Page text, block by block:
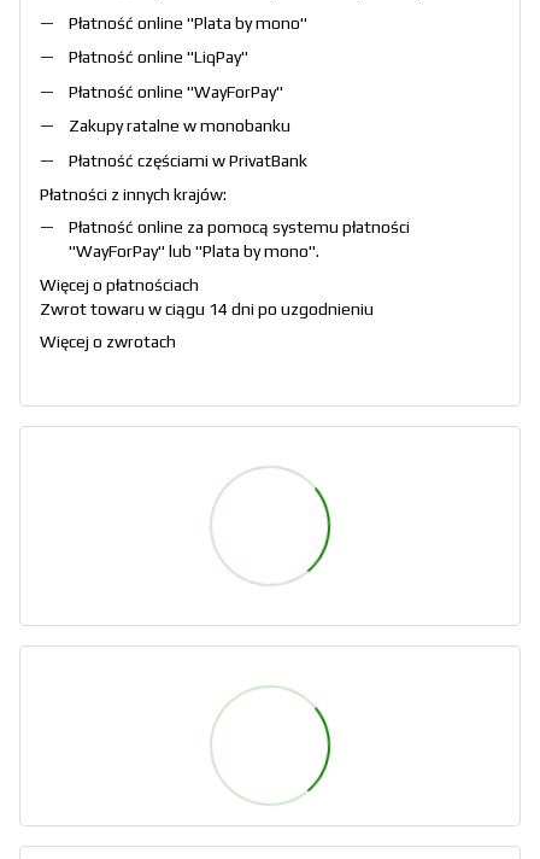
Płatność online "Plata by mono"
Płatność online "LiqPay"
Płatność online "WayForPay"
Zakupy ratalne w monobanku
Płatność częściami w PrivatBank
Płatności z innych krajów:
Płatność online za pomocą systemu płatności
"WayForPay" lub "Plata by mono".
Więcej o płatnościach
Zwrot towaru w ciągu 14 dni po uzgodnieniu
Więcej o zwrotach